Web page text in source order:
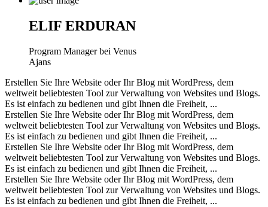
ELIF ERDURAN
Program Manager bei Venus
Ajans
Erstellen Sie Ihre Website oder Ihr Blog mit WordPress, dem
weltweit beliebtesten Tool zur Verwaltung von Websites und Blogs.
Es ist einfach zu bedienen und gibt Ihnen die Freiheit, ...
Erstellen Sie Ihre Website oder Ihr Blog mit WordPress, dem
weltweit beliebtesten Tool zur Verwaltung von Websites und Blogs.
Es ist einfach zu bedienen und gibt Ihnen die Freiheit, ...
Erstellen Sie Ihre Website oder Ihr Blog mit WordPress, dem
weltweit beliebtesten Tool zur Verwaltung von Websites und Blogs.
Es ist einfach zu bedienen und gibt Ihnen die Freiheit, ...
Erstellen Sie Ihre Website oder Ihr Blog mit WordPress, dem
weltweit beliebtesten Tool zur Verwaltung von Websites und Blogs.
Es ist einfach zu bedienen und gibt Ihnen die Freiheit, ...